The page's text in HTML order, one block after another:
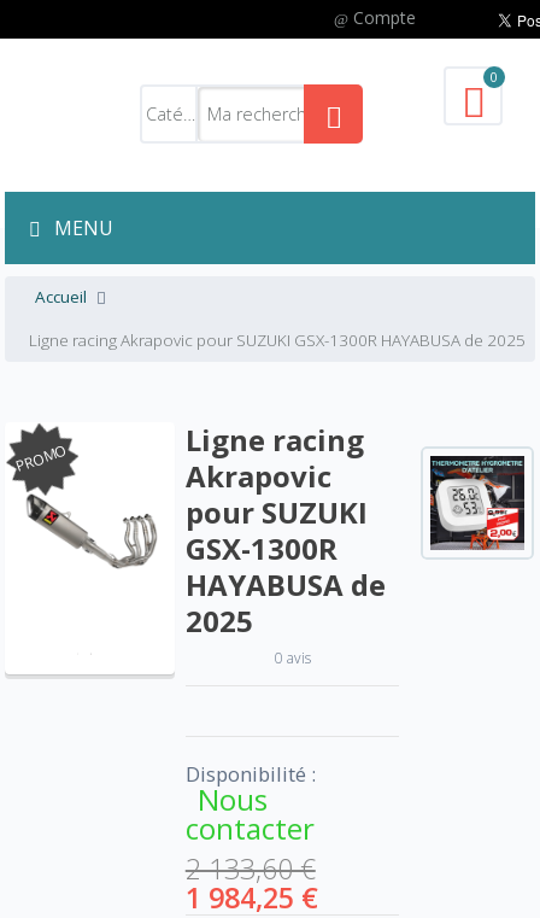
Compte
0
MENU
Accueil
Ligne racing Akrapovic pour SUZUKI GSX-1300R HAYABUSA de 2025
PROMO
Ligne racing
Akrapovic
pour SUZUKI
GSX-1300R
HAYABUSA de
2025
0 avis
Disponibilité :
Nous
contacter
2 133,60 €
1 984,25 €